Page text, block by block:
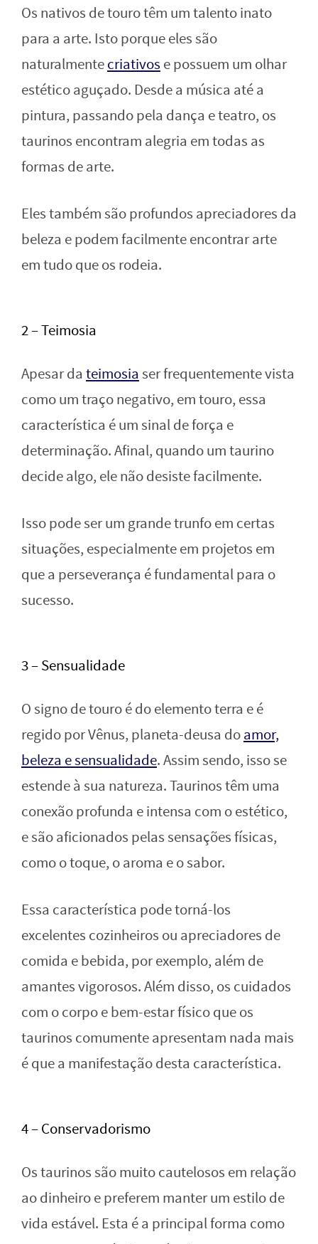
Os nativos de touro têm um talento inato
para a arte. Isto porque eles são
naturalmentecriativos e possuem um olhar
estético aguçado. Desde a música até a
pintura, passando pela dança e teatro, os
taurinos encontram alegria em todas as
formas de arte.
Eles também são profundos apreciadores da
beleza e podem facilmente encontrar arte
em tudo que os rodeia.
2 – Teimosia
Apesar da teimosiaser frequentemente vista
como um traço negativo, em touro, essa
característica é um sinal de força e
determinação. Afinal, quando um taurino
decide algo, ele não desiste facilmente.
Isso pode ser um grande trunfo em certas
situações, especialmente em projetos em
que a perseverança é fundamental para o
sucesso.
3 – Sensualidade
O signo de touro é do elemento terra e é
regido por Vênus, planeta-deusa doamor,
beleza e sensualidade. Assim sendo, isso se
estende à sua natureza. Taurinos têm uma
conexão profunda e intensa com o estético,
e são aficionados pelas sensações físicas,
como o toque, o aroma e o sabor.
Essa característica pode torná-los
excelentes cozinheiros ou apreciadores de
comida e bebida, por exemplo, além de
amantes vigorosos. Além disso, os cuidados
com o corpo e bem-estar físico que os
taurinos comumente apresentam nada mais
é que a manifestação desta característica.
4 – Conservadorismo
Os taurinos são muito cautelosos em relação
ao dinheiro e preferem manter um estilo de
vida estável. Esta é a principal forma como